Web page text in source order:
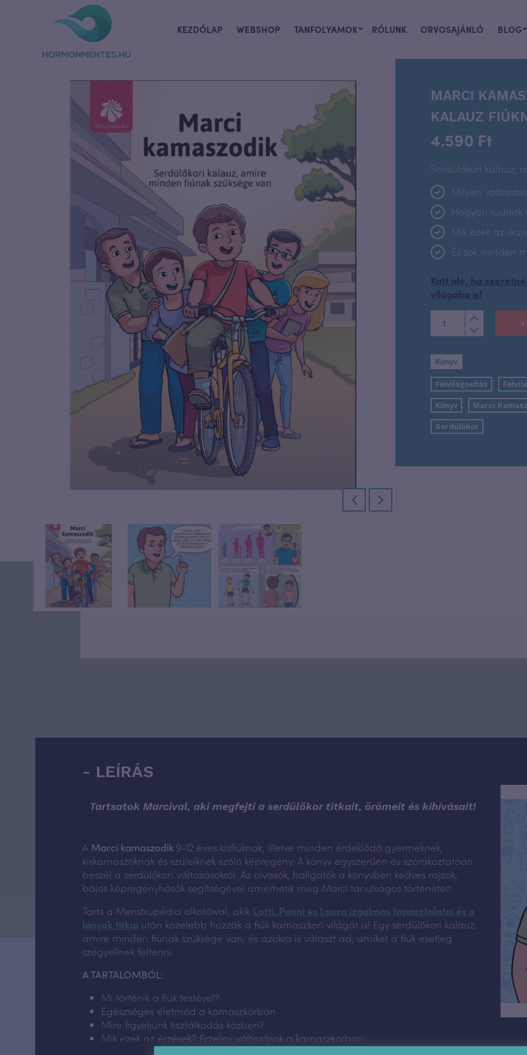
KEZDŐLAP WEBSHOP TANFOLYAMOK RÓLUNK ORVOSAJÁNLÓ BLOG
MARCI
KALAUZ
4.590 Ft
Serdülőkori kalauz,
Milyen
Hogyan tudnak
Mik ezek az
És sok minden
Katt ide, ha
világába is!
Könyv
Felvilágosítás
Könyv Marci
Serdülőkor
LEÍRÁS
Tartsatok Marcival, aki megfejti a serdülőkor titkait, örömeit és kihívásait!
A Marci kamaszodik 9-12 éves kisfiúknak, illetve minden érdeklődő gyermeknek,
kiskamaszoknak és szüleiknek szóló képregény. A könyv egyszerűen és szórakoztatóan
beszél a serdülőkori változásokról. Az olvasók, hallgatók a könyvben kedves rajzok,
bájos képregényhősök segítségével ismerhetik meg Marci tanulságos történeteit.
Tarts a Menstrupédia alkotóival, akik Lotti, Panni és Laura izgalmas tapasztalatai és a
lányok titkai után közelebb hozzák a fiúk kamaszkori világát is! Egy serdülőkori kalauz,
amire minden fiúnak szüksége van, és azokra is választ ad, amiket a fiúk esetleg
szégyellnek feltenni.
A TARTALOMBÓL:
Mi történik a fiúk testével?
Egészséges életmód a kamaszkorban
Mire figyeljünk tisztálkodás közben?
Mik ezek az érzések? Érzelmi változások a kamaszkorban